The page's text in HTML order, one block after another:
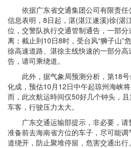
依据广东省交通集团公司有限责任
信息表明，8日起，湛(湛江遂溪)徐(湛
位，交警队执行交通管制通告，一部
离；截止到10日8时，受台风“狮子山”
徐高速道路、湛徐主线快速的一部分
告，请司乘绕道。
此外，据气象局预测分析，第18号
化成，预估10月12日中午起琼州海峡
而，此次航运時间仅50好几个钟头，
车客，行驶压力太大。
广东交通运输部提示，非必要，请
准备前去海南省方位的车子，尽可能
道绕开，防止聚堆停留，危害交通出行。